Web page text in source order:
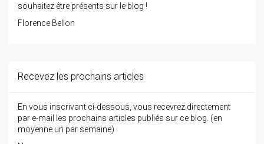
souhaitez être présents sur le blog !
Florence Bellon
Recevez les prochains articles
En vous inscrivant ci-dessous, vous recevrez directement
par e-mail les prochains articles publiés sur ce blog. (en
moyenne un par semaine)